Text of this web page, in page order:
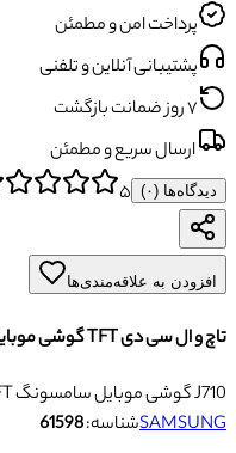
پرداخت امن و مطمئن
پشتیبانی آنلاین و تلفنی
۷ روز ضمانت بازگشت
ارسال سریع و مطمئن
دیدگاه‌ها (۰) ۵
افزودن به علاقه‌مندی‌ها
تاچ و ال سی دی TFT گوشی موبایل سامسونگ J710
تاچ و ال سی دی TFT گوشی موبایل سامسونگ J710
SAMSUNGشناسه:61598